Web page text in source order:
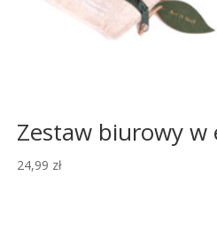
Zestaw biurowy w
24,99 zł